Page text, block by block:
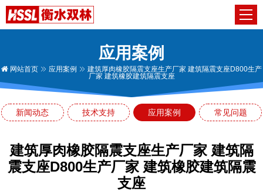
应用案例
网站首页 应用案例
建筑厚肉橡胶隔震支座生产厂家 建筑隔震支座D800生产
厂家 建筑橡胶建筑隔震支座
新闻动态 技术支持 应用案例 常见问题
建筑厚肉橡胶隔震支座生产厂家 建筑隔
震支座D800生产厂家 建筑橡胶建筑隔震
支座